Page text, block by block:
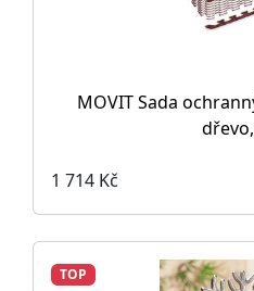
MOVIT Sada
1 714 Kč
TOP